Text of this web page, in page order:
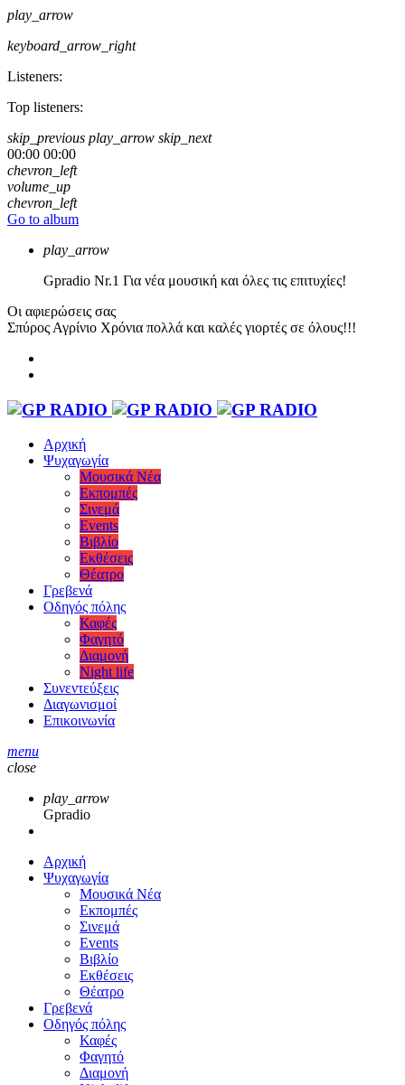
play_arrow
keyboard_arrow_right
Listeners:
Top listeners:
skip_previous play_arrow skip_next
00:00 00:00
chevron_left
volume_up
chevron_left
Go to album
play_arrow
Gpradio Nr.1 Για νέα μουσική και όλες τις επιτυχίες!
Οι αφιερώσεις σας
Σπύρος Αγρίνιο Χρόνια πολλά και καλές γιορτές σε όλους!!!
Αρχική
Ψυχαγωγία
Μουσικά Νέα
Εκπομπές
Σινεμά
Events
Βιβλίο
Εκθέσεις
Θέατρο
Γρεβενά
Οδηγός πόλης
Καφές
Φαγητό
Διαμονή
Night life
Συνεντεύξεις
Διαγωνισμοί
Επικοινωνία
menu
close
play_arrow
Gpradio
Αρχική
Ψυχαγωγία
Μουσικά Νέα
Εκπομπές
Σινεμά
Events
Βιβλίο
Εκθέσεις
Θέατρο
Γρεβενά
Οδηγός πόλης
Καφές
Φαγητό
Διαμονή